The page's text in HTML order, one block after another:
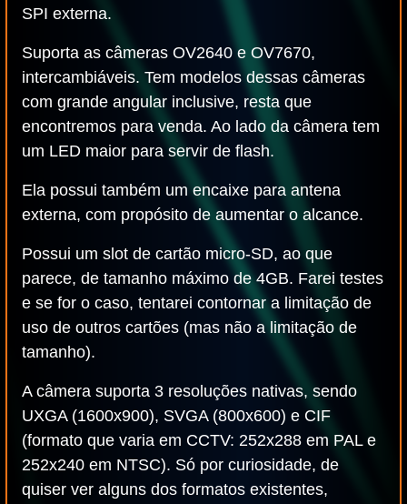
SPI externa.
Suporta as câmeras OV2640 e OV7670,
intercambiáveis. Tem modelos dessas câmeras
com grande angular inclusive, resta que
encontremos para venda. Ao lado da câmera tem
um LED maior para servir de flash.
Ela possui também um encaixe para antena
externa, com propósito de aumentar o alcance.
Possui um slot de cartão micro-SD, ao que
parece, de tamanho máximo de 4GB. Farei testes
e se for o caso, tentarei contornar a limitação de
uso de outros cartões (mas não a limitação de
tamanho).
A câmera suporta 3 resoluções nativas, sendo
UXGA (1600x900), SVGA (800x600) e CIF
(formato que varia em CCTV: 252x288 em PAL e
252x240 em NTSC). Só por curiosidade, de
quiser ver alguns dos formatos existentes,